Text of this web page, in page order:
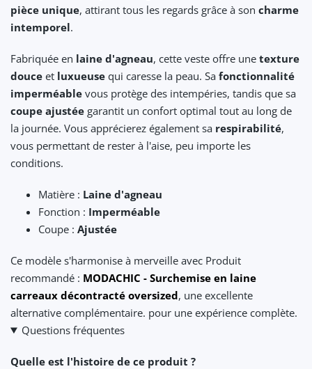
pièce unique, attirant tous les regards grâce à son charme
intemporel.
Fabriquée en laine d'agneau, cette veste offre une texture
douce et luxueuse qui caresse la peau. Sa fonctionnalité
imperméable vous protège des intempéries, tandis que sa
coupe ajustée garantit un confort optimal tout au long de
la journée. Vous apprécierez également sa respirabilité,
vous permettant de rester à l'aise, peu importe les
conditions.
Matière : Laine d'agneau
Fonction : Imperméable
Coupe : Ajustée
Ce modèle s'harmonise à merveille avec Produit
recommandé : MODACHIC - Surchemise en laine
carreaux décontracté oversized, une excellente
alternative complémentaire. pour une expérience complète.
Questions fréquentes
Quelle est l'histoire de ce produit ?